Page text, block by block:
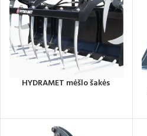
HYDRAMET mėšlo šakės